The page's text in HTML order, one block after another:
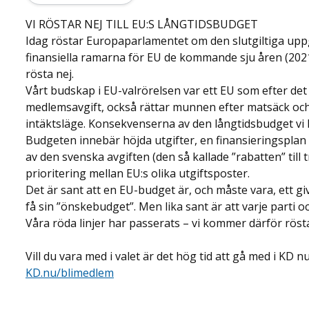
VI RÖSTAR NEJ TILL EU:S LÅNGTIDSBUDGET
Idag röstar Europaparlamentet om den slutgiltiga
finansiella ramarna för EU de kommande sju åren
rösta nej.
Vårt budskap i EU-valrörelsen var ett EU som efter
medlemsavgift, också rättar munnen efter matsäck
intäktsläge. Konsekvenserna av den långtidsbudget
Budgeten innebär höjda utgifter, en
av den svenska avgiften (den så kallade ”rabatten”
prioritering mellan EU:s olika utgiftsposter.
Det är sant att en EU-budget är, och måste vara, ett
få sin ”önskebudget”. Men lika sant är att varje parti
Våra röda linjer har passerats – vi kommer därför
Vill du vara med i valet är det hög tid att gå med i KD
KD.nu/blimedlem